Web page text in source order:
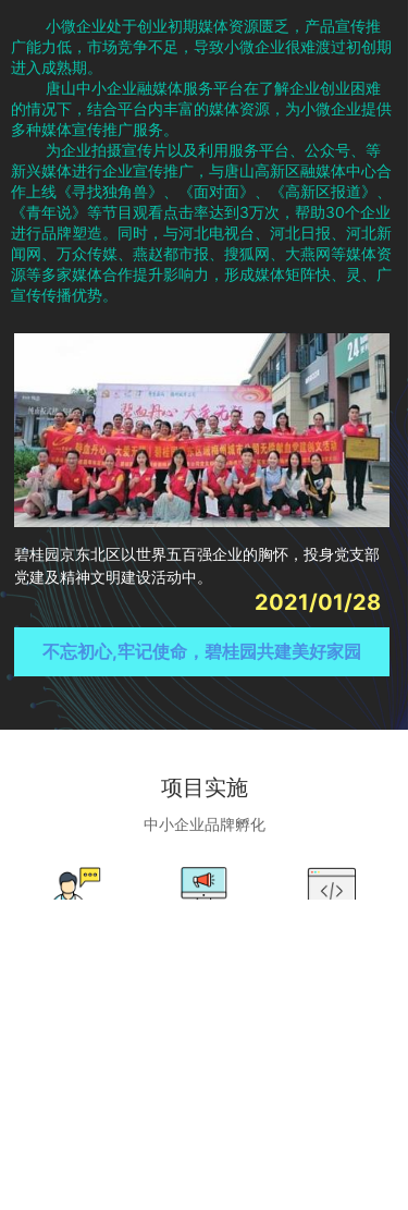
小微企业处于创业初期媒体资源匮乏，产品宣传推
广能力低，市场竞争不足，导致小微企业很难渡过初创期
进入成熟期。
唐山中小企业融媒体服务平台在了解企业创业困难
的情况下，结合平台内丰富的媒体资源，为小微企业提供
多种媒体宣传推广服务。
为企业拍摄宣传片以及利用服务平台、公众号、等
新兴媒体进行企业宣传推广，与唐山高新区融媒体中心合
作上线《寻找独角兽》、《面对面》、《高新区报道》、
《青年说》等节目观看点击率达到3万次，帮助30个企业
进行品牌塑造。同时，与河北电视台、河北日报、河北新
闻网、万众传媒、燕赵都市报、搜狐网、大燕网等媒体资
源等多家媒体合作提升影响力，形成媒体矩阵快、灵、广
宣传传播优势。
碧桂园京东北区以世界五百强企业的胸怀，投身党支部
党建及精神文明建设活动中。
2021/01/28
不忘初心,牢记使命，碧桂园共建美好家园
项目实施
中小企业品牌孵化